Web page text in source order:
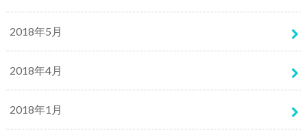
2018年5月
2018年4月
2018年1月